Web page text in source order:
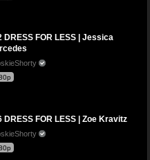
DRESS FOR LESS | Jessica
DRESS FOR LESS | Zoe Kravitz